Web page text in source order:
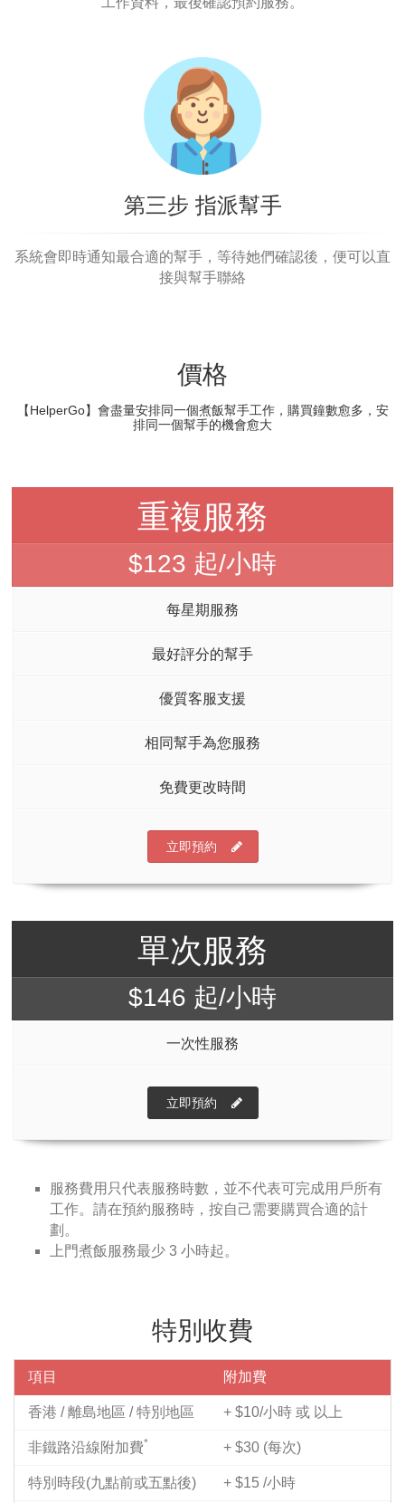
第三步 指派幫手
系統會即時通知最合適的幫手，等待她們確認後，便可以直
接與幫手聯絡
價格
【HelperGo】會盡量安排同一個煮飯幫手工作，購買鐘數愈多，安
排同一個幫手的機會愈大
重複服務
$123 起/小時
每星期服務
最好評分的幫手
優質客服支援
相同幫手為您服務
免費更改時間
立即預約
單次服務
$146 起/小時
一次性服務
立即預約
服務費用只代表服務時數，並不代表可完成用戶所有
工作。請在預約服務時，按自己需要購買合適的計
劃。
上門煮飯服務最少 3 小時起。
特別收費
項目 附加費
香港 / 離島地區 / 特別地區 + $10/小時 或 以上
非鐵路沿線附加費* + $30 (每次)
特別時段(九點前或五點後) + $15 /小時